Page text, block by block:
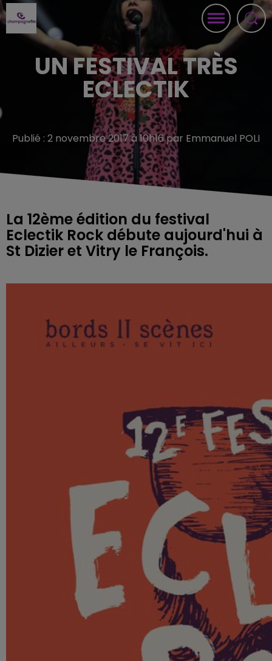
UN FESTIVAL TRÈS
ECLECTIK
Publié : 2 novembre 2017 à 10h16 par Emmanuel POLI
La 12ème édition du festival
Eclectik Rock débute aujourd'hui à
St Dizier et Vitry le François.